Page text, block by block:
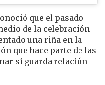
que el pasado
de la celebración
una riña en la
que hace parte de las
si guarda relación